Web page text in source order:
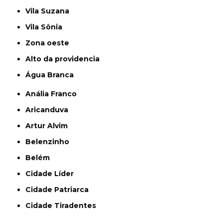
Vila Suzana
Vila Sônia
Zona oeste
alto da providencia
Água Branca
Anália Franco
Aricanduva
Artur Alvim
Belenzinho
Belém
Cidade Líder
Cidade Patriarca
Cidade Tiradentes